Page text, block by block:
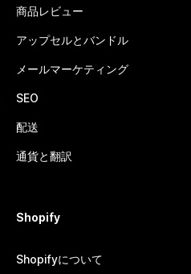
商品レビュー
アップセルとバンドル
メールマーケティング
SEO
配送
通貨と翻訳
Shopify
Shopifyについて